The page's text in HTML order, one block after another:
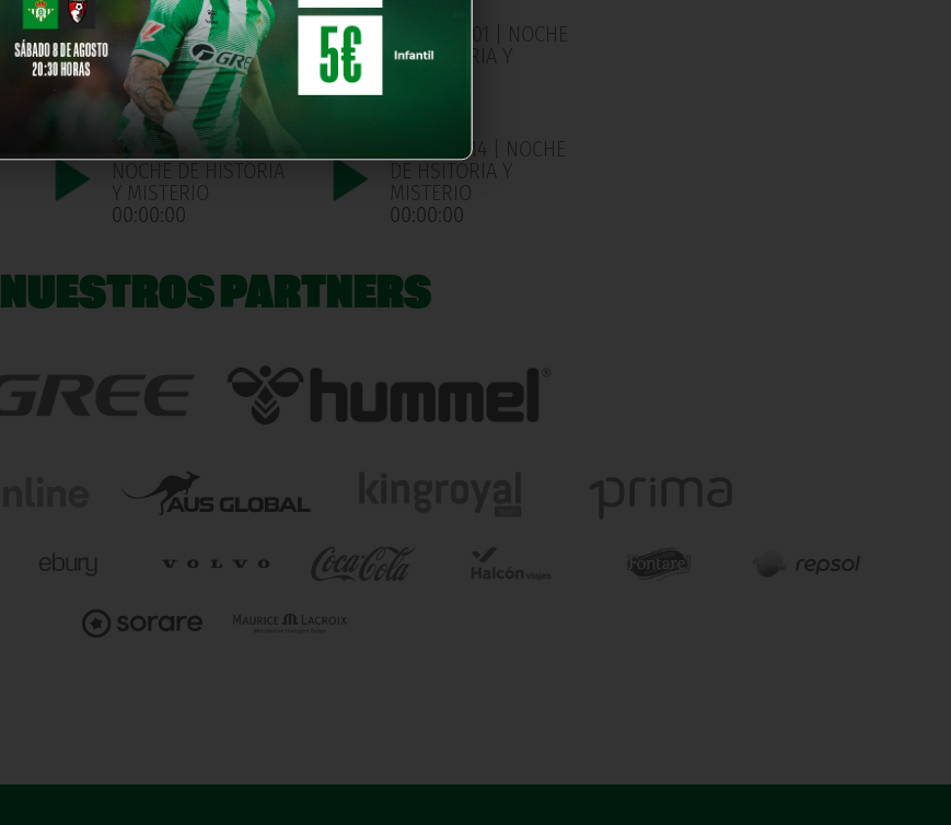
2026/05/08 |
NOCHE DE HISTORIA
Y MISTERIO
00:00:00
2026/05/01 | NOCHE
DE HISTORIA Y
2026/04/03 |
NOCHE DE HISTORIA
Y MISTERIO
00:00:00
2025/03/14 | NOCHE
DE HSITORIA Y
MISTERIO
00:00:00
NUESTROS PARTNERS